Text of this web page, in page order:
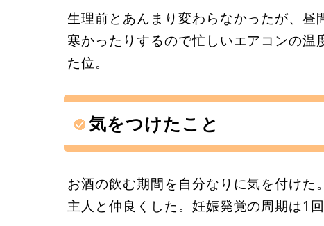
生理前とあんまり変わらなかったが、
寒かったりするので忙しいエアコンの
た位。
気をつけたこと
お酒の飲む期間を自分なりに気を付けた。
主人と仲良くした。妊娠発覚の周期は1